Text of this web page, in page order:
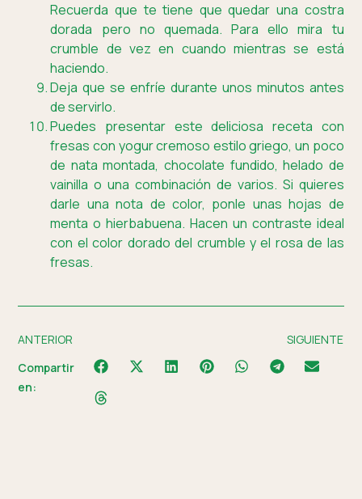
Recuerda que te tiene que quedar una costra
dorada pero no quemada. Para ello mira tu
crumble de vez en cuando mientras se está
haciendo.
Deja que se enfríe durante unos minutos antes
de servirlo.
Puedes presentar este deliciosa receta con
fresas con yogur cremoso estilo griego, un poco
de nata montada, chocolate fundido, helado de
vainilla o una combinación de varios. Si quieres
darle una nota de color, ponle unas hojas de
menta o hierbabuena. Hacen un contraste ideal
con el color dorado del crumble y el rosa de las
fresas.
ANTERIOR
SIGUIENTE
Compartir
en: